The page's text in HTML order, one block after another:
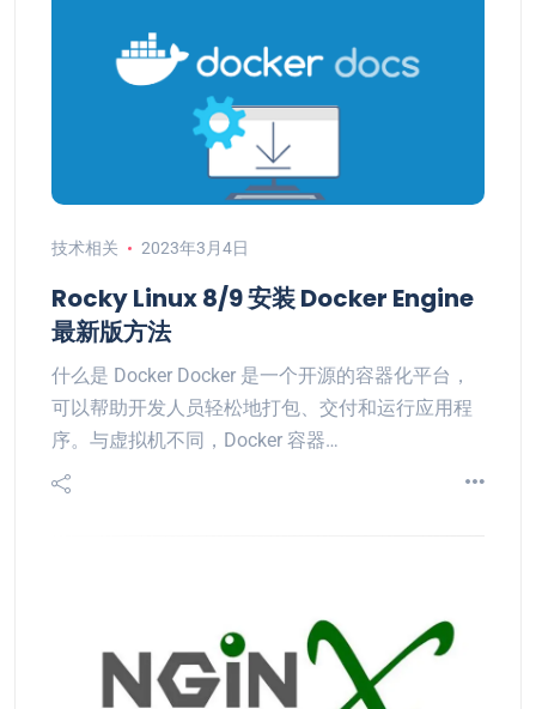
技术相关 2023年3月4日
Rocky Linux 8/9 安装 Docker Engine
最新版方法
什么是 Docker Docker 是一个开源的容器化平台，
可以帮助开发人员轻松地打包、交付和运行应用程
序。与虚拟机不同，Docker 容器…